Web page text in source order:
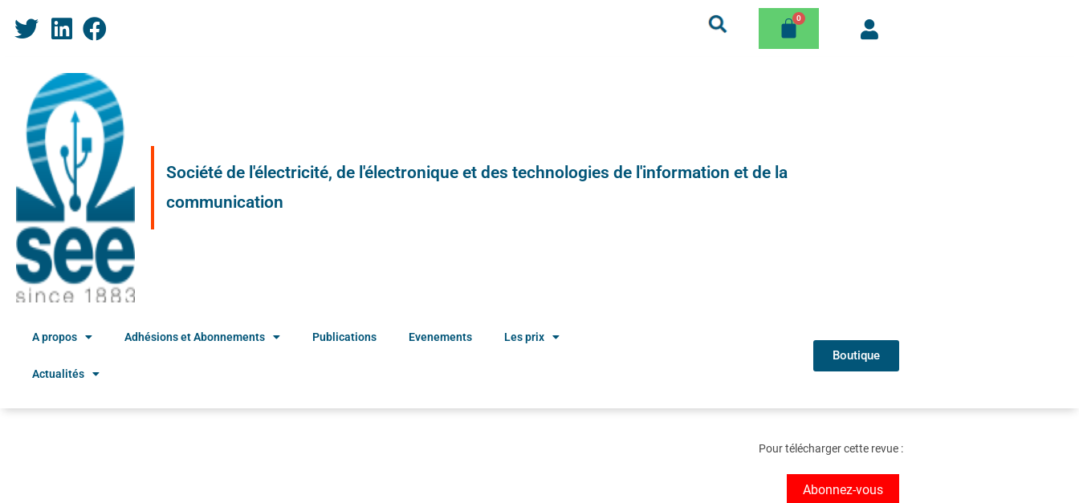
Société de l'électricité, de l'électronique et des technologies de l'information et de la
communication
A propos Adhésions et Abonnements Publications Evenements Les prix
Actualités
Boutique
Pour télécharger cette revue :
Abonnez-vous